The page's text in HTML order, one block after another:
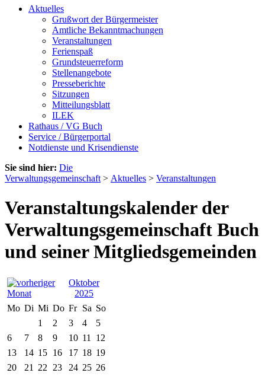
Aktuelles
Grußwort der Bürgermeister
Amtliche Bekanntmachungen
Veranstaltungen
Ferienspaß
Grundsteuerreform
Stellenangebote
Presseberichte
Sitzungen
Mitteilungsblatt
ILEK
Rathaus / VG Buch
Service / Bürgerportal
Notdienste und Krisendienste
Sie sind hier: Die
Verwaltungsgemeinschaft > Aktuelles > Veranstaltungen
Veranstaltungskalender der
Verwaltungsgemeinschaft Buch
und seiner Mitgliedsgemeinden
Oktober
2025
Mo Di Mi Do Fr Sa So
1
2 3 4
5
6
7 8 9 10 11
12
13
14 15 16 17 18 19
20
21 22 23 24 25 26